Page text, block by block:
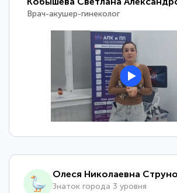
Врач-акушер-гинеколог
Олеся Николаевна
Знаток города 3 уровня